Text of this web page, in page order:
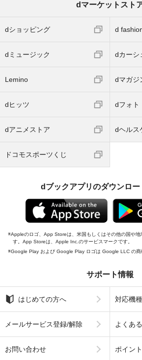
dマーケットスト
dショッピング d
dミュージック dカーシ
Lemino dマガジ
dヒッツ dフォト
dアニメストア dヘルス
ドコモスポーツくじ
dブックアプリのダウンロー
Appleのロゴ、App Storeは、米国もしくはその他の国や
す。App Storeは、Apple Inc.のサービスマークです。
Google Play および Google Play ロゴは Google LLC の商
サポート情報
はじめての方へ 対応機
メールサービス登録/解除 よくあ
お問い合わせ ポイン